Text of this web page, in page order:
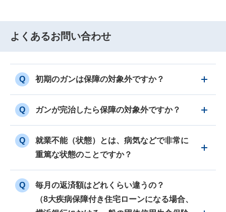
よくあるお問い合わせ
Q 初期のガンは保障の対象外ですか？
Q ガンが完治したら保障の対象外ですか？
Q
就業不能（状態）とは、病気などで非常に
重篤な状態のことですか？
Q
毎月の返済額はどれくらい違うの？
（8大疾病保障付き住宅ローンになる場合、